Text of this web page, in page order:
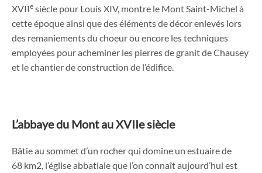
XVIIe siècle pour Louis XIV, montre le Mont Saint-Michel à
cette époque ainsi que des éléments de décor enlevés lors
des remaniements du choeur ou encore les techniques
employées pour acheminer les pierres de granit de Chausey
et le chantier de construction de l’édifice.
L’abbaye du Mont au XVIIe siècle
Bâtie au sommet d’un rocher qui domine un estuaire de
68 km2, l’église abbatiale que l’on connaît aujourd’hui est